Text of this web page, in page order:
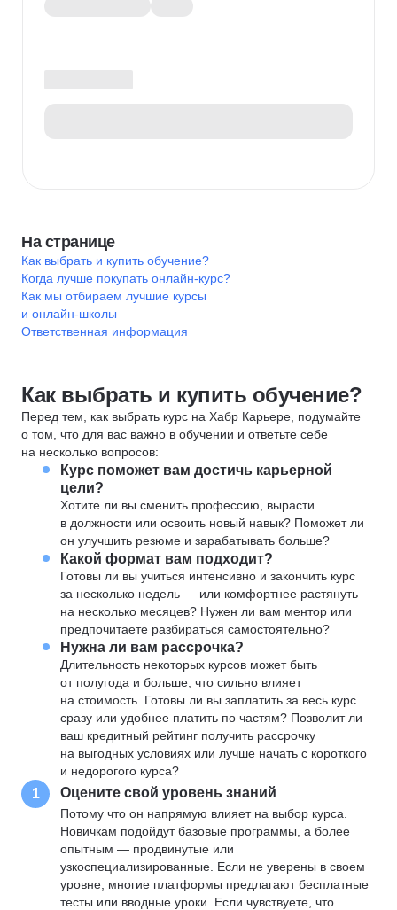
На странице
Как выбрать и купить обучение?
Когда лучше покупать онлайн-курс?
Как мы отбираем лучшие курсы
и онлайн-школы
Ответственная информация
Как выбрать и купить обучение?
Перед тем, как выбрать курс на Хабр Карьере, подумайте
о том, что для вас важно в обучении и ответьте себе
на несколько вопросов:
Курс поможет вам достичь карьерной
цели?
Хотите ли вы сменить профессию, вырасти
в должности или освоить новый навык? Поможет ли
он улучшить резюме и зарабатывать больше?
Какой формат вам подходит?
Готовы ли вы учиться интенсивно и закончить курс
за несколько недель — или комфортнее растянуть
на несколько месяцев? Нужен ли вам ментор или
предпочитаете разбираться самостоятельно?
Нужна ли вам рассрочка?
Длительность некоторых курсов может быть
от полугода и больше, что сильно влияет
на стоимость. Готовы ли вы заплатить за весь курс
сразу или удобнее платить по частям? Позволит ли
ваш кредитный рейтинг получить рассрочку
на выгодных условиях или лучше начать с короткого
и недорогого курса?
1 Оцените свой уровень знаний
Потому что он напрямую влияет на выбор курса.
Новичкам подойдут базовые программы, а более
опытным — продвинутые или
узкоспециализированные. Если не уверены в своем
уровне, многие платформы предлагают бесплатные
тесты или вводные уроки. Если чувствуете, что